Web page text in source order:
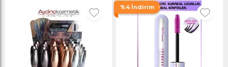
%4 İndirim